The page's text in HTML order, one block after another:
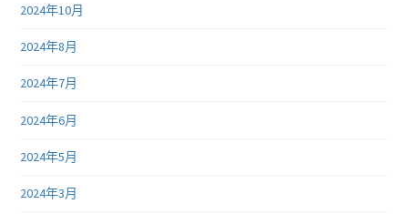
2024年10月
2024年8月
2024年7月
2024年6月
2024年5月
2024年3月